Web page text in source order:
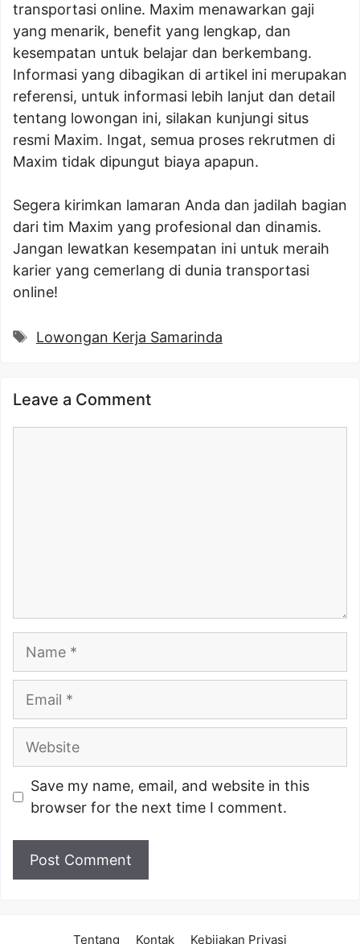
transportasi online. Maxim menawarkan gaji
yang menarik, benefit yang lengkap, dan
kesempatan untuk belajar dan berkembang.
Informasi yang dibagikan di artikel ini merupakan
referensi, untuk informasi lebih lanjut dan detail
tentang lowongan ini, silakan kunjungi situs
resmi Maxim. Ingat, semua proses rekrutmen di
Maxim tidak dipungut biaya apapun.
Segera kirimkan lamaran Anda dan jadilah bagian
dari tim Maxim yang profesional dan dinamis.
Jangan lewatkan kesempatan ini untuk meraih
karier yang cemerlang di dunia transportasi
online!
Tags
Lowongan Kerja Samarinda
Leave a Comment
Website
Save my name, email, and website in this
browser for the next time I comment.
Tentang Kontak Kebijakan Privasi